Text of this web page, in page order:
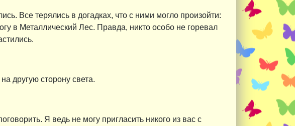
Все терялись в догадках, что с ними могло произойти:
в Металлический Лес. Правда, никто особо не горевал
другую сторону света.
Я ведь не могу пригласить никого из вас с